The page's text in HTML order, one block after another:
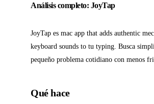
Análisis completo: JoyTap
JoyTap es mac app that adds authentic
keyboard sounds to tu typing. Busca
pequeño problema cotidiano con menos
Qué hace